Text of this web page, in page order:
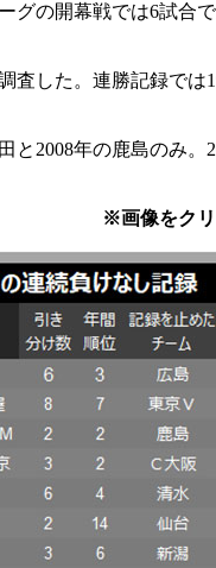
の開幕戦では6試
査した。連勝記録では
と2008年の鹿島のみ
※画像をク